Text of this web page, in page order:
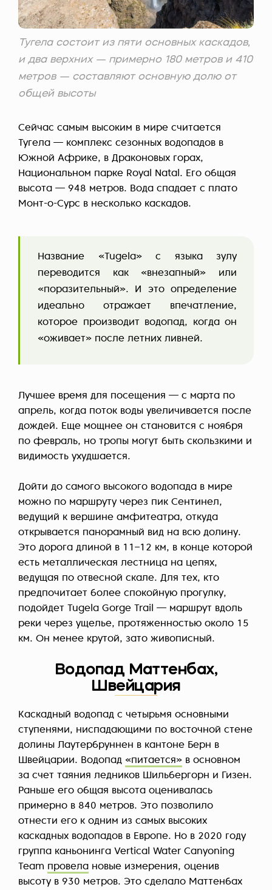
Тугела состоит из пяти основных каскадов,
и два верхних — примерно 180 метров и 410
метров — составляют основную долю от
общей высоты
Сейчас самым высоким в мире считается
Тугела — комплекс сезонных водопадов в
Южной Африке, в Драконовых горах,
Национальном парке Royal Natal. Его общая
высота — 948 метров. Вода спадает с плато
Монт-о-Сурс в несколько каскадов.
Название «Tugela» с языка зулу
переводится как «внезапный» или
«поразительный». И это определение
идеально отражает впечатление,
которое производит водопад, когда он
«оживает» после летних ливней.
Лучшее время для посещения — с марта по
апрель, когда поток воды увеличивается после
дождей. Еще мощнее он становится с ноября
по февраль, но тропы могут быть скользкими и
видимость ухудшается.
Дойти до самого высокого водопада в мире
можно по маршруту через пик Сентинел,
ведущий к вершине амфитеатра, откуда
открывается панорамный вид на всю долину.
Это дорога длиной в 11–12 км, в конце которой
есть металлическая лестница на цепях,
ведущая по отвесной скале. Для тех, кто
предпочитает более спокойную прогулку,
подойдет Tugela Gorge Trail — маршрут вдоль
реки через ущелье, протяженностью около 15
км. Он менее крутой, зато живописный.
Водопад Маттенбах,
Швейцария
Каскадный водопад с четырьмя основными
ступенями, ниспадающими по восточной стене
долины Лаутербруннен в кантоне Берн в
Швейцарии. Водопад «питается» в основном
за счет таяния ледников Шильбергорн и Гизен.
Раньше его общая высота оценивалась
примерно в 840 метров. Это позволило
отнести его к одним из самых высоких
каскадных водопадов в Европе. Но в 2020 году
группа каньонинга Vertical Water Canyoning
Team провела новые измерения, оценив
высоту в 930 метров. Это сделало Маттенбах